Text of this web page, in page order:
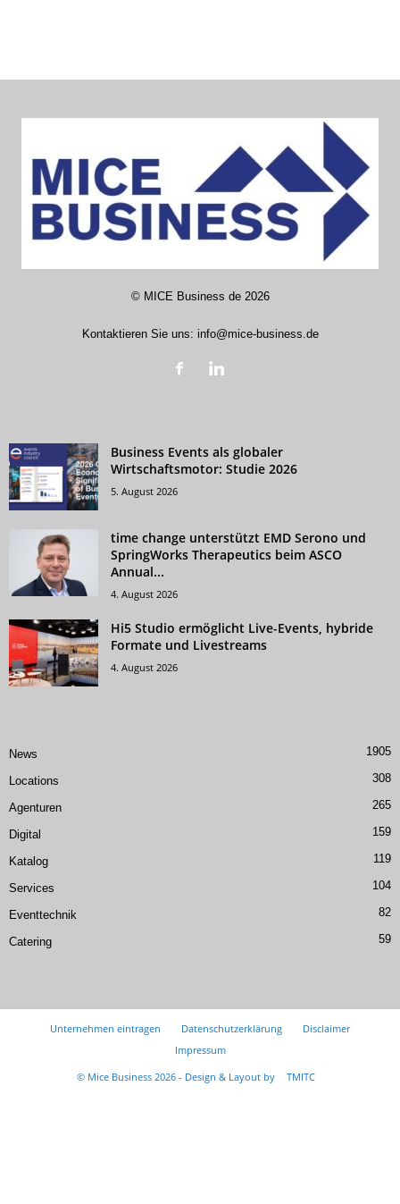
© MICE Business de2026
Kontaktieren Sie uns: info@mice-business.de
Business Events als globaler
Wirtschaftsmotor: Studie 2026
5. August 2026
time change unterstützt EMD Serono und
SpringWorks Therapeutics beim ASCO
Annual...
4. August 2026
Hi5 Studio ermöglicht Live-Events, hybride
Formate und Livestreams
4. August 2026
News 1905
Locations 308
Agenturen 265
Digital 159
Katalog 119
Services 104
Eventtechnik 82
Catering 59
Unternehmen eintragen Datenschutzerklärung
Disclaimer
Impressum
© Mice Business 2026 - Design & Layout by
TMITC